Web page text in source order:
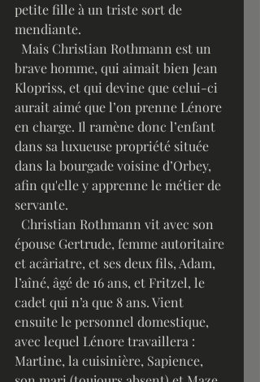
petite fille à un triste sort de
mendiante.
brave homme, qui aimait bien Jean
Klopriss, et qui devine que celui-ci
aurait aimé que l’on prenne Lénore
en charge. Il ramène donc l’enfant
dans sa luxueuse propriété située
dans la bourgade voisine d’Orbey,
afin qu'elle y apprenne le métier de
servante.
épouse Gertrude, femme autoritaire
et acâriatre, et ses deux fils, Adam,
l’aîné, âgé de 16 ans, et Fritzel, le
cadet qui n’a que 8 ans. Vient
ensuite le personnel domestique,
avec lequel Lénore travaillera :
Martine, la cuisinière, Sapience,